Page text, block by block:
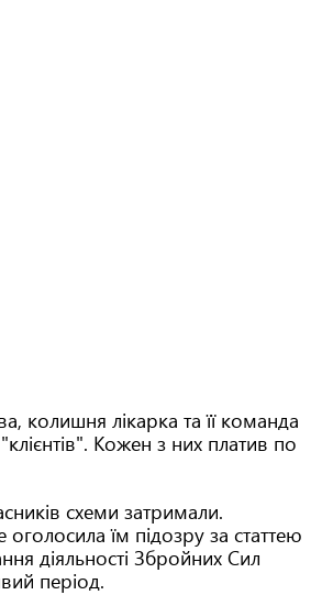
колишня лікарка та її команда
Кожен з них платив по
схеми затримали.
їм підозру за статтею
діяльності Збройних Сил
період.